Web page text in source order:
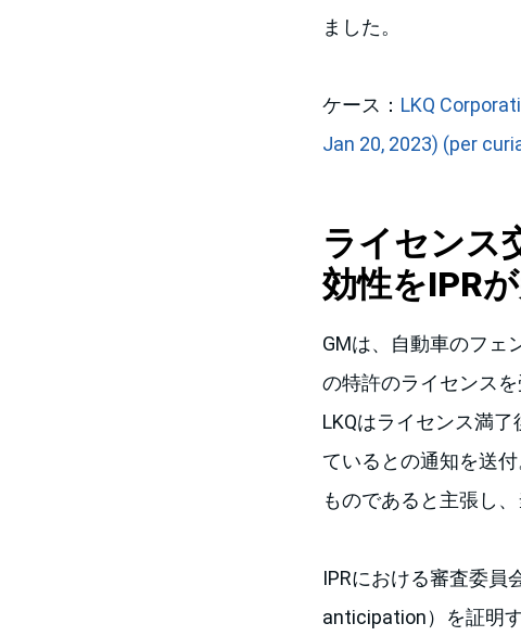
ました。
ケース： LKQ
Jan 20, 2023) (per
ライセンス
効性をIPR
GMは、自動車のフェ
の特許のライセンス
LKQはライセンス満
ているとの通知を送
ものであると主張し
IPRにおける審査委員
anticipation）を証明